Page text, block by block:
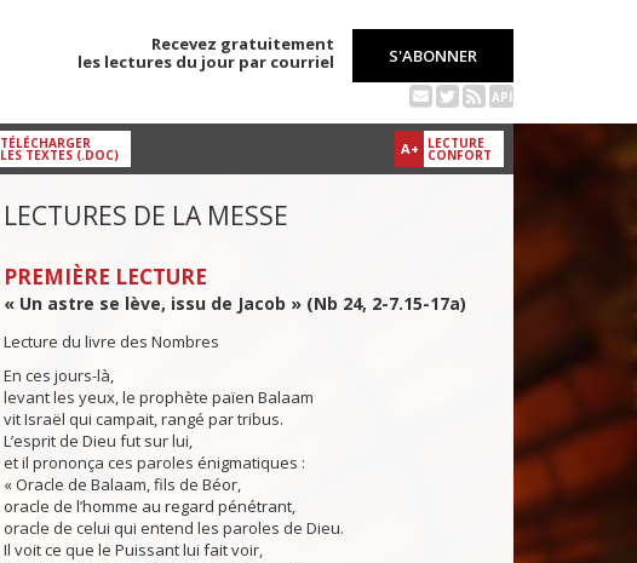
Recevez gratuitement
les lectures du jour par courriel
S'ABONNER
API
A+ LECTURE
CONFORT
TÉLÉCHARGER
LES TEXTES (.DOC)
LECTURES DE LA MESSE
PREMIÈRE LECTURE
« Un astre se lève, issu de Jacob » (Nb 24, 2-7.15-17a)
Lecture du livre des Nombres
En ces jours-là,
levant les yeux, le prophète païen Balaam
vit Israël qui campait, rangé par tribus.
L’esprit de Dieu fut sur lui,
et il prononça ces paroles énigmatiques :
« Oracle de Balaam, fils de Béor,
oracle de l’homme au regard pénétrant,
oracle de celui qui entend les paroles de Dieu.
Il voit ce que le Puissant lui fait voir,